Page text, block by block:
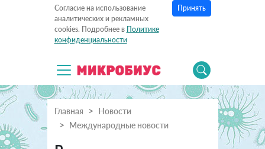
Согласие на использование
аналитических и рекламных
cookies. Подробнее в Политике
конфиденциальности
Принять
Главная
Новости
Международные новости